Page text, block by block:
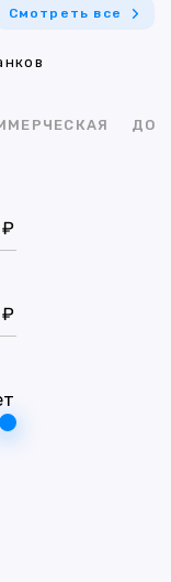
Смотреть все
ДОМ
₽
₽